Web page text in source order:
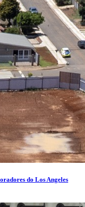
do Los Angeles